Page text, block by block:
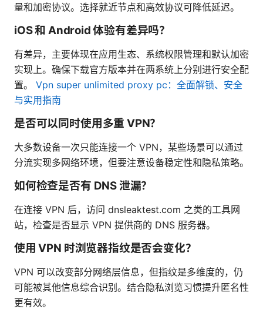
量和加密协议。选择就近节点和高效协议可降低延迟。
iOS 和 Android 体验有差异吗？
有差异，主要体现在应用生态、系统权限管理和默认加密
实现上。确保下载官方版本并在两系统上分别进行安全配
置。 Vpn super unlimited proxy pc：全面解锁、安全
与实用指南
是否可以同时使用多重 VPN？
大多数设备一次只能连接一个 VPN，某些场景可以通过
分流实现多网络环境，但要注意设备稳定性和隐私策略。
如何检查是否有 DNS 泄漏？
在连接 VPN 后，访问 dnsleaktest.com 之类的工具网
站，检查是否显示 VPN 提供商的 DNS 服务器。
使用 VPN 时浏览器指纹是否会变化？
VPN 可以改变部分网络层信息，但指纹是多维度的，仍
可能被其他信息综合识别。结合隐私浏览习惯提升匿名性
更有效。